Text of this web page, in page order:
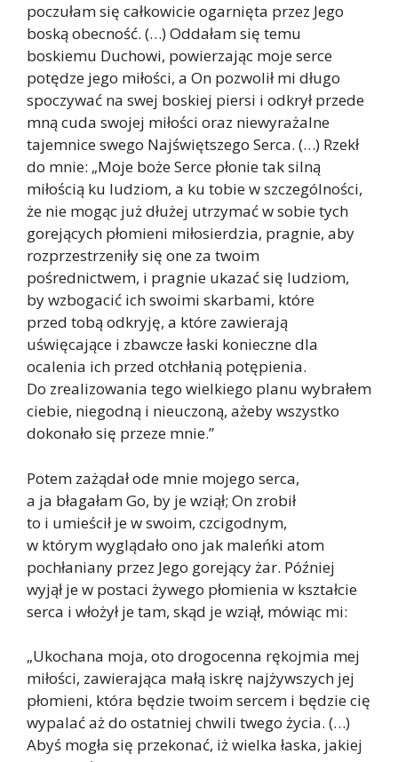
poczułam się całkowicie ogarnięta przez Jego
boską obecność. (…) Oddałam się temu
boskiemu Duchowi, powierzając moje serce
potędze jego miłości, a On pozwolił mi długo
spoczywać na swej boskiej piersi i odkrył przede
mną cuda swojej miłości oraz niewyrażalne
tajemnice swego Najświętszego Serca. (…) Rzekł
do mnie: „Moje boże Serce płonie tak silną
miłością ku ludziom, a ku tobie w szczególności,
że nie mogąc już dłużej utrzymać w sobie tych
gorejących płomieni miłosierdzia, pragnie, aby
rozprzestrzeniły się one za twoim
pośrednictwem, i pragnie ukazać się ludziom,
by wzbogacić ich swoimi skarbami, które
przed tobą odkryję, a które zawierają
uświęcające i zbawcze łaski konieczne dla
ocalenia ich przed otchłanią potępienia.
Do zrealizowania tego wielkiego planu wybrałem
ciebie, niegodną i nieuczoną, ażeby wszystko
dokonało się przeze mnie.”
Potem zażądał ode mnie mojego serca,
a ja błagałam Go, by je wziął; On zrobił
to i umieścił je w swoim, czcigodnym,
w którym wyglądało ono jak maleńki atom
pochłaniany przez Jego gorejący żar. Później
wyjął je w postaci żywego płomienia w kształcie
serca i włożył je tam, skąd je wziął, mówiąc mi:
„Ukochana moja, oto drogocenna rękojmia mej
miłości, zawierająca małą iskrę najżywszych jej
płomieni, która będzie twoim sercem i będzie cię
wypalać aż do ostatniej chwili twego życia. (…)
Abyś mogła się przekonać, iż wielka łaska, jakiej